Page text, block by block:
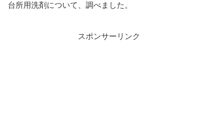
台所用洗剤について、調べました。
スポンサーリンク